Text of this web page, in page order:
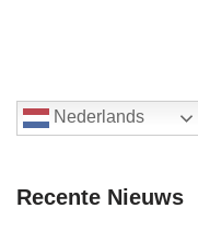
Nederlands
Recente Nieuws